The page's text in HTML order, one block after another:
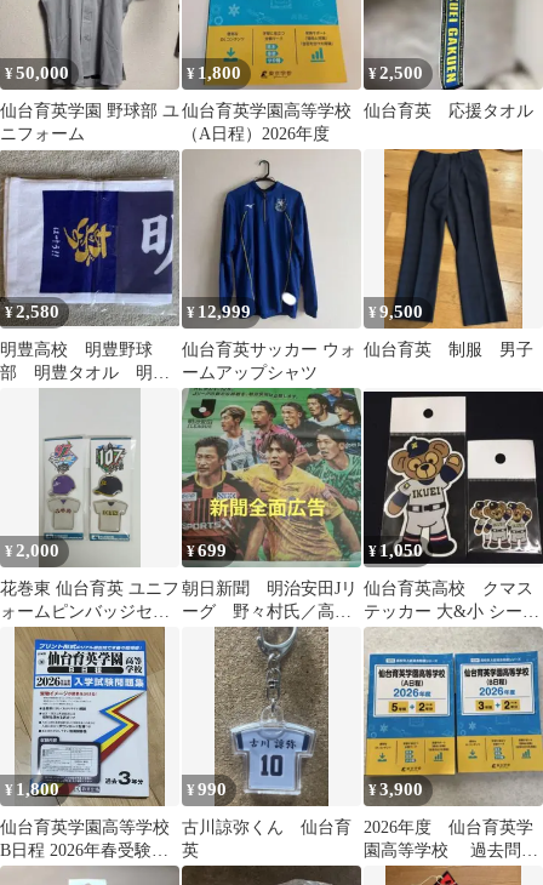
¥50,000
仙台育英学園 野球部 ユ
ニフォーム
¥ 1,800
仙台育英学園高等学校
（A日程）2026年度
¥2,500
仙台育英 応援タオル
¥2,580
明豊高校 明豊野球
部 明豊タオル 明
¥ 12,999
仙台育英サッカー ウォ
ームアップシャツ
¥9,500
仙台育英 制服 男子
¥ 2,000
花巻東 仙台育英 ユニフ
ォームピンバッジセッ
¥699
朝日新聞 明治安田Jリ
ーグ 野々村氏／高校
野球第１日 仙台育英×
札幌日大 森大翔
¥1,050
仙台育英高校 クマス
テッカー 大&小 シール
セット 高校野球
¥1,800
仙台育英学園高等学校
B日程 2026年春受験用
入学試験問題集
¥990
古川諒弥くん 仙台育
英
¥3,900
2026年度 仙台育英学
園高等学校 過去問題
集 A日程 B日程 2冊セ